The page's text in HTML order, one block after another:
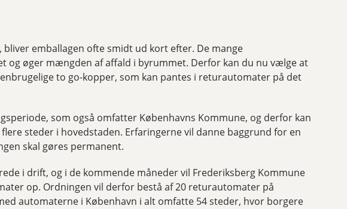
emballagen ofte smidt ud kort efter. De mange
og øger mængden af affald i byrummet. Derfor kan du nu vælge at
to go-kopper, som kan pantes i returautomater på det
som også omfatter Københavns Kommune, og derfor kan
steder i hovedstaden. Erfaringerne vil danne baggrund for en
skal gøres permanent.
i drift, og i de kommende måneder vil Frederiksberg Kommune
op. Ordningen vil derfor bestå af 20 returautomater på
automaterne i København i alt omfatte 54 steder, hvor borgere